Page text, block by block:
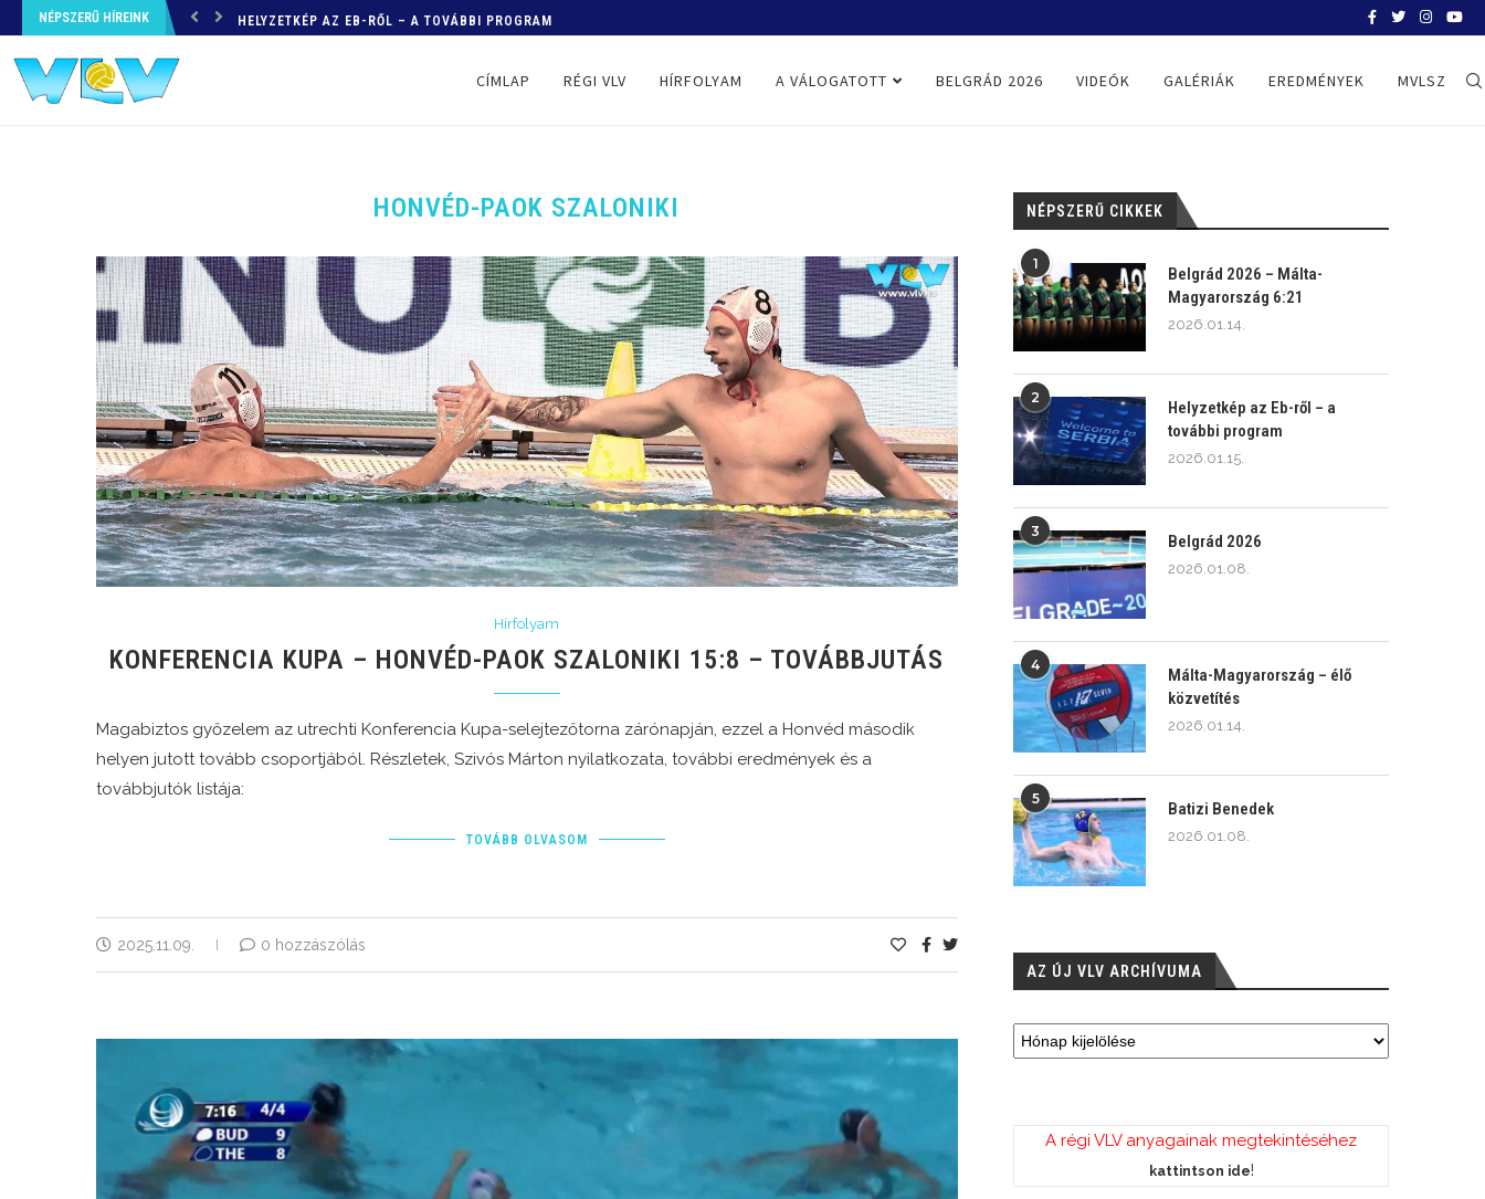
NÉPSZERŰ HÍREINK HELYZETKÉP AZ EB-RŐL – A TOVÁBBI PROGRAM
CÍMLAP RÉGI VLV HÍRFOLYAM A VÁLOGATOTT BELGRÁD 2026 VIDEÓK GALÉRIÁK EREDMÉNYEK MVLSZ
HONVÉD-PAOK SZALONIKI
Hírfolyam
KONFERENCIA KUPA – HONVÉD-PAOK SZALONIKI 15:8 – TOVÁBBJUTÁS
Magabiztos győzelem az utrechti Konferencia Kupa-selejtezőtorna zárónapján, ezzel a Honvéd második
helyen jutott tovább csoportjából. Részletek, Szivós Márton nyilatkozata, további eredmények és a
továbbjutók listája:
TOVÁBB OLVASOM
2025.11.09. 0 hozzászólás
NÉPSZERŰ CIKKEK
1
Belgrád 2026 – Málta-
Magyarország 6:21
2026.01.14.
2
Helyzetkép az Eb-ről – a
további program
2026.01.15.
3
Belgrád 2026
2026.01.08.
4
Málta-Magyarország – élő
közvetítés
2026.01.14.
5
Batizi Benedek
2026.01.08.
AZ ÚJ VLV ARCHÍVUMA
A régi VLV anyagainak megtekintéséhez
kattintson ide!